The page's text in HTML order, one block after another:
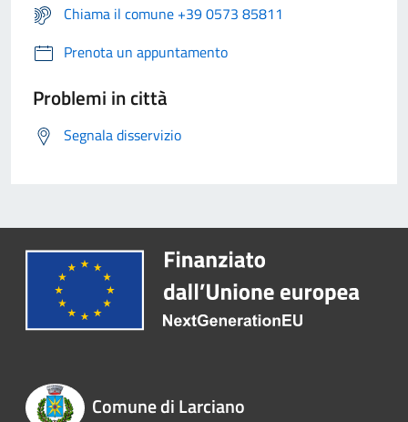
Chiama il comune +39 0573 85811
Prenota un appuntamento
Problemi in città
Segnala disservizio
Comune di Larciano